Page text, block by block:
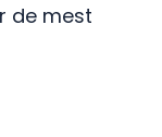
de mest